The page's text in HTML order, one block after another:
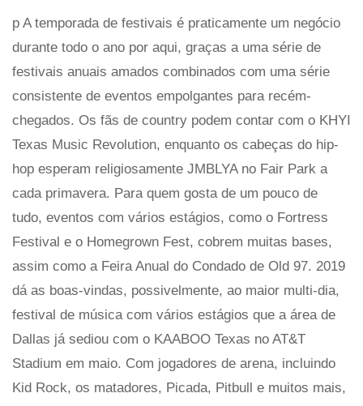
p A temporada de festivais é praticamente um negócio
durante todo o ano por aqui, graças a uma série de
festivais anuais amados combinados com uma série
consistente de eventos empolgantes para recém-
chegados. Os fãs de country podem contar com o KHYI
Texas Music Revolution, enquanto os cabeças do hip-
hop esperam religiosamente JMBLYA no Fair Park a
cada primavera. Para quem gosta de um pouco de
tudo, eventos com vários estágios, como o Fortress
Festival e o Homegrown Fest, cobrem muitas bases,
assim como a Feira Anual do Condado de Old 97. 2019
dá as boas-vindas, possivelmente, ao maior multi-dia,
festival de música com vários estágios que a área de
Dallas já sediou com o KAABOO Texas no AT&T
Stadium em maio. Com jogadores de arena, incluindo
Kid Rock, os matadores, Picada, Pitbull e muitos mais,